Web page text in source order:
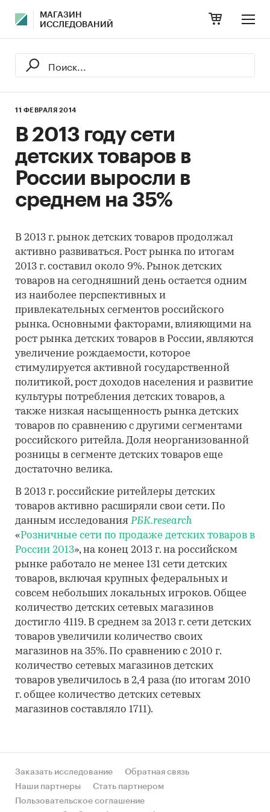
МАГАЗИН
ИССЛЕДОВАНИЙ
11 ФЕВРАЛЯ 2014
В 2013 году сети
детских товаров в
России выросли в
среднем на 35%
В 2013 г. рынок детских товаров продолжал
активно развиваться. Рост рынка по итогам
2013 г. составил около 9%. Рынок детских
товаров на сегодняшний день остается одним
из наиболее перспективных и
привлекательных сегментов российского
рынка. Основными факторами, влияющими на
рост рынка детских товаров в России, являются
увеличение рождаемости, которое
стимулируется активной государственной
политикой, рост доходов населения и развитие
культуры потребления детских товаров, а
также низкая насыщенность рынка детских
товаров по сравнению с другими сегментами
российского ритейла. Доля неорганизованной
розницы в сегменте детских товаров еще
достаточно велика.
В 2013 г. российские ритейлеры детских
товаров активно расширяли свои сети. По
данным исследования РБК.research
«Розничные сети по продаже детских товаров в
России 2013», на конец 2013 г. на российском
рынке работало не менее 131 сети детских
товаров, включая крупных федеральных и
совсем небольших локальных игроков. Общее
количество детских сетевых магазинов
достигло 4119. В среднем за 2013 г. сети детских
товаров увеличили количество своих
магазинов на 35%. По сравнению с 2010 г.
количество сетевых магазинов детских
товаров увеличилось в 2,4 раза (по итогам 2010
г. общее количество детских сетевых
магазинов составляло 1711).
Заказать исследование
Обратная связь
Наши партнеры
Стать партнером
Пользовательское соглашение